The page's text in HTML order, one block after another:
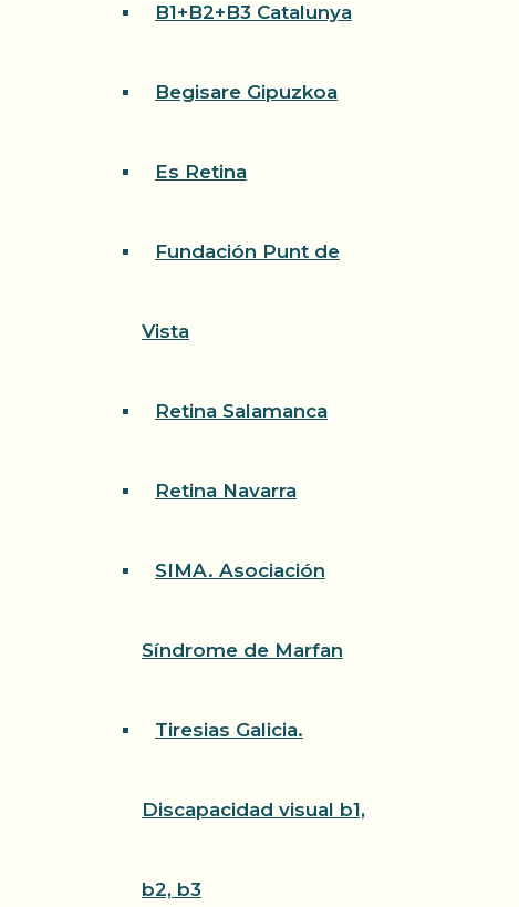
B1+B2+B3 Catalunya
Begisare Gipuzkoa
Es Retina
Fundación Punt de
Vista
Retina Salamanca
Retina Navarra
SIMA. Asociación
Síndrome de Marfan
Tiresias Galicia.
Discapacidad visual b1,
b2, b3